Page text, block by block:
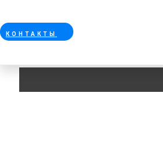
КОНТАКТЫ